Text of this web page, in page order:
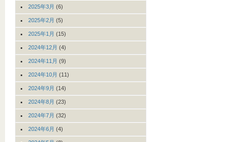
2025年3月 (6)
2025年2月 (5)
2025年1月 (15)
2024年12月 (4)
2024年11月 (9)
2024年10月 (11)
2024年9月 (14)
2024年8月 (23)
2024年7月 (32)
2024年6月 (4)